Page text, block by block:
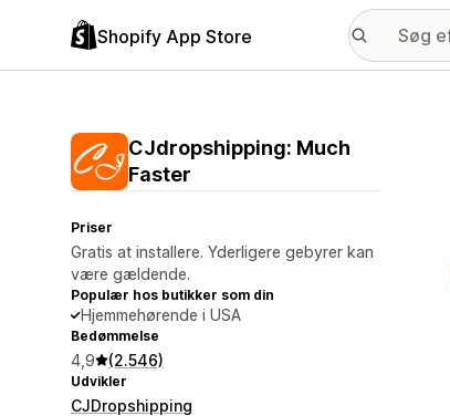
Shopify App Store
CJdropshipping: Much
Faster
Priser
Gratis at installere. Yderligere gebyrer kan
være gældende.
Populær hos butikker som din
Hjemmehørende i USA
Bedømmelse
4,9 (2.546)
Udvikler
CJDropshipping